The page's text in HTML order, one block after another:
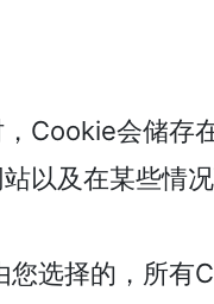
Cookie会储存
以及在某些情
您选择的，所有